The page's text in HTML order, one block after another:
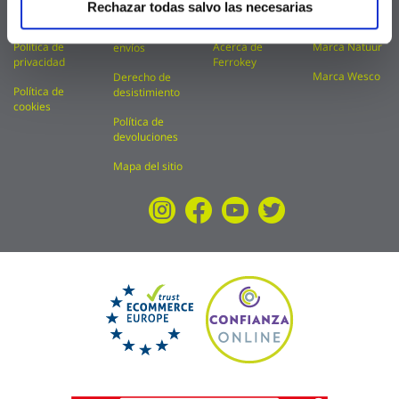
Rechazar todas salvo las necesarias
Política de
privacidad
Política de
cookies
de uso
Política de
envíos
Derecho de
desistimiento
Política de
devoluciones
Mapa del sitio
Financiación
Acerca de
Ferrokey
Marca Natuur
Marca Wesco